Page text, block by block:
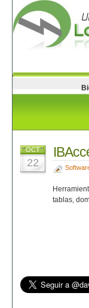
OCT
22
tablas,